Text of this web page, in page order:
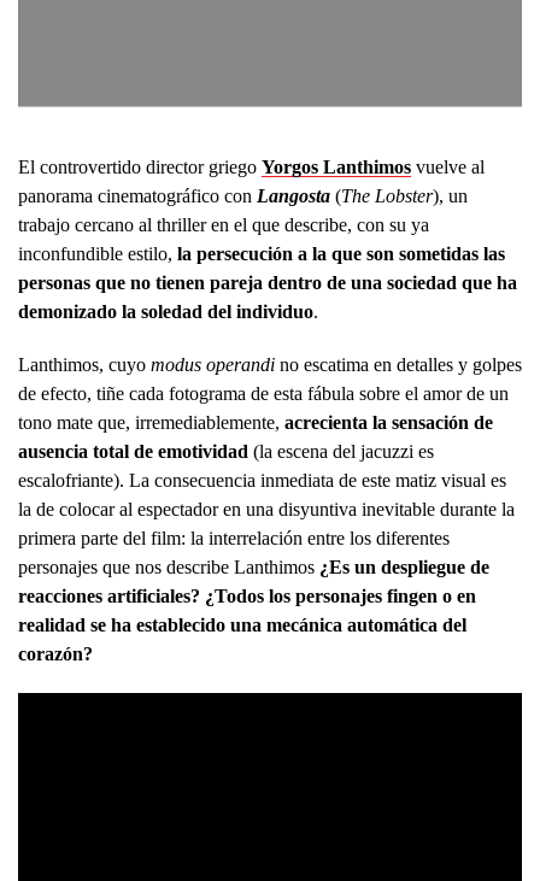
El controvertido director griego Yorgos Lanthimos vuelve al
panorama cinematográfico con Langosta (The Lobster), un
trabajo cercano al thriller en el que describe, con su ya
inconfundible estilo, la persecución a la que son sometidas las
personas que no tienen pareja dentro de una sociedad que ha
demonizado la soledad del individuo.
Lanthimos, cuyo modus operandi no escatima en detalles y golpes
de efecto, tiñe cada fotograma de esta fábula sobre el amor de un
tono mate que, irremediablemente, acrecienta la sensación de
ausencia total de emotividad (la escena del jacuzzi es
escalofriante). La consecuencia inmediata de este matiz visual es
la de colocar al espectador en una disyuntiva inevitable durante la
primera parte del film: la interrelación entre los diferentes
personajes que nos describe Lanthimos ¿Es un despliegue de
reacciones artificiales? ¿Todos los personajes fingen o en
realidad se ha establecido una mecánica automática del
corazón?